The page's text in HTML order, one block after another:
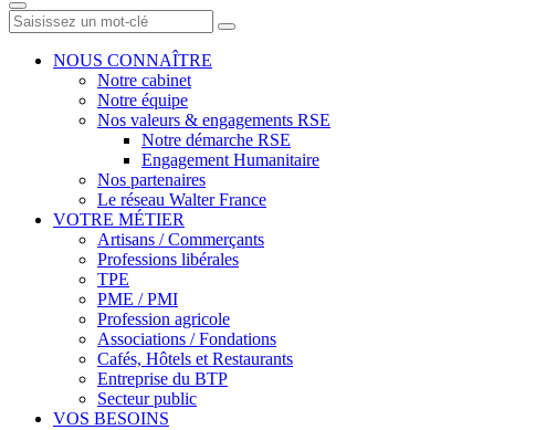
NOUS CONNAÎTRE
Notre cabinet
Notre équipe
Nos valeurs & engagements RSE
Notre démarche RSE
Engagement Humanitaire
Nos partenaires
Le réseau Walter France
VOTRE MÉTIER
Artisans / Commerçants
Professions libérales
TPE
PME / PMI
Profession agricole
Associations / Fondations
Cafés, Hôtels et Restaurants
Entreprise du BTP
Secteur public
VOS BESOINS